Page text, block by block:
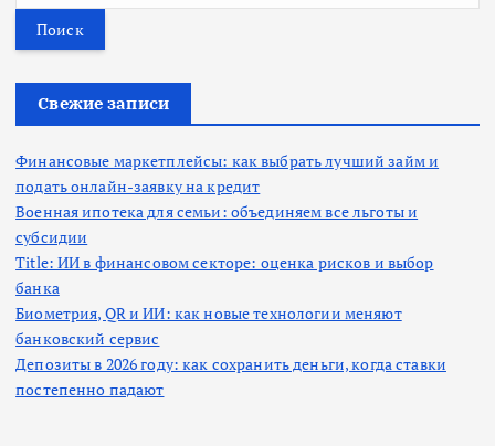
т
Свежие записи
Финансовые маркетплейсы: как выбрать лучший займ и
подать онлайн-заявку на кредит
Военная ипотека для семьи: объединяем все льготы и
субсидии
Title: ИИ в финансовом секторе: оценка рисков и выбор
банка
Биометрия, QR и ИИ: как новые технологии меняют
банковский сервис
Депозиты в 2026 году: как сохранить деньги, когда ставки
постепенно падают